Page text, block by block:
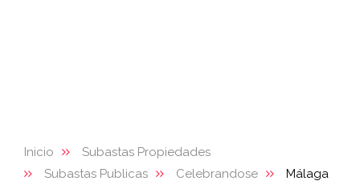
Inicio
Subastas Propiedades
Subastas Publicas
Celebrandose Málaga